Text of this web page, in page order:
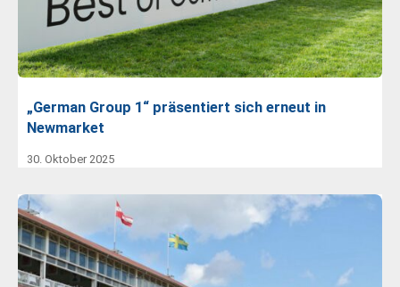
„German Group 1“ präsentiert sich erneut in
Newmarket
30. Oktober 2025